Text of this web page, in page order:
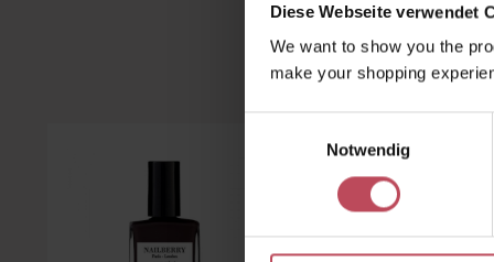
Diese Webseite verwendet
We want to show you the
make your shopping
Notwendig
Kunden